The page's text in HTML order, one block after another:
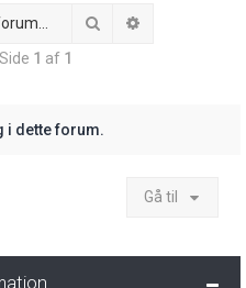
Søg
1 af 1
i dette forum.
Gå til